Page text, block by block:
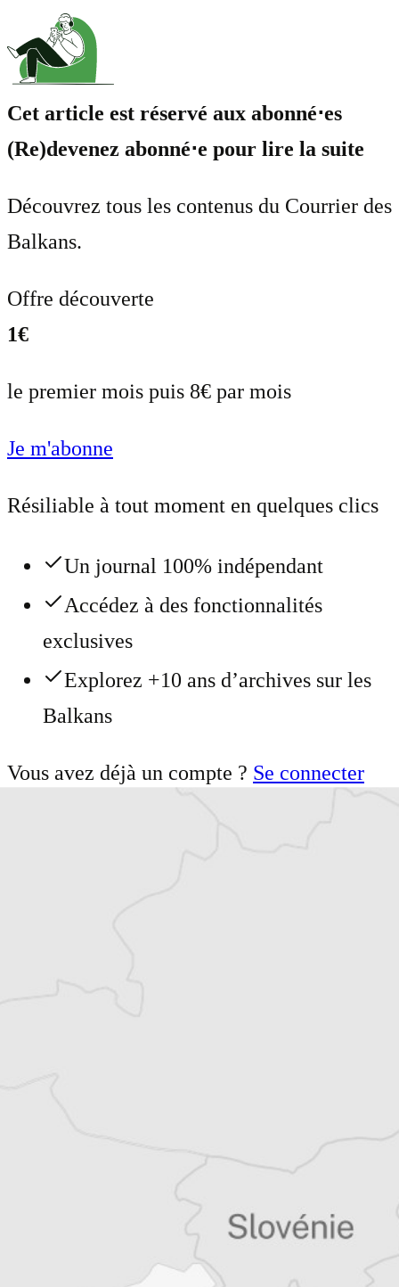
Cet article est réservé aux abonné⋅es
(Re)devenez abonné⋅e pour lire la suite
Découvrez tous les contenus du Courrier des
Balkans.
Offre découverte
1€
le premier mois puis 8€ par mois
Je m'abonne
Résiliable à tout moment en quelques clics
Un journal 100% indépendant
Accédez à des fonctionnalités
exclusives
Explorez +10 ans d’archives sur les
Balkans
Vous avez déjà un compte ? Se connecter